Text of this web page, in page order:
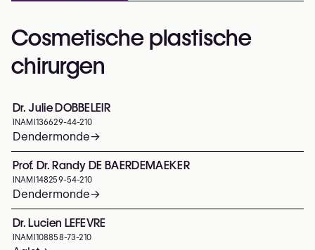
Cosmetische plastische
chirurgen
Dr. Julie DOBBELEIR
INAMI 136629-44-210
Dendermonde→
Prof. Dr. Randy DE BAERDEMAEKER
INAMI 148259-54-210
Dendermonde→
Dr. Lucien LEFEVRE
INAMI 108858-73-210